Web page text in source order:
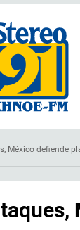
México defiende